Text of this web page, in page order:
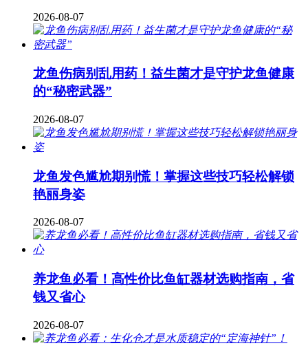
2026-08-07
龙鱼伤病别乱用药！益生菌才是守护龙鱼健康
的“秘密武器”
2026-08-07
龙鱼发色尴尬期别慌！掌握这些技巧轻松解锁
艳丽身姿
2026-08-07
养龙鱼必看！高性价比鱼缸器材选购指南，省
钱又省心
2026-08-07